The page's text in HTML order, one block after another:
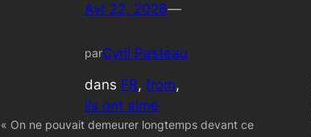
Avr 22, 2026—
parCyril Pasteau
dans FR, from
ils ont aimé
« On ne pouvait demeurer longtemps devant ce